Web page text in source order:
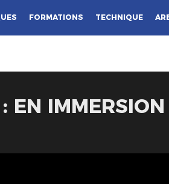
FORMATIONS TECHNIQUE
EN